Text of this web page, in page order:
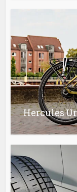
Hercules